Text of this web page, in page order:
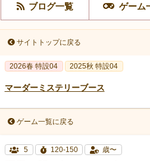
ブログ一覧 ゲーム
サイトトップに戻る
2026春 特設04 2025秋 特設04
マーダーミステリーブース
ゲーム一覧に戻る
5 120-150 歳〜